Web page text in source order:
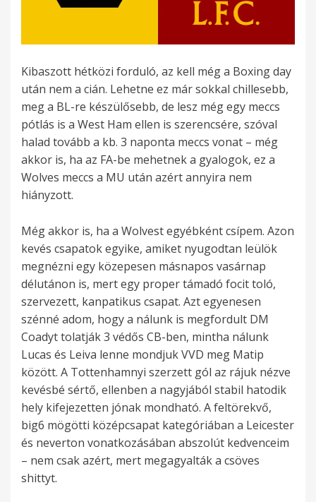
Kibaszott hétközi forduló, az kell még a Boxing day
után nem a cián. Lehetne ez már sokkal chillesebb,
meg a BL-re készülősebb, de lesz még egy meccs
pótlás is a West Ham ellen is szerencsére, szóval
halad tovább a kb. 3 naponta meccs vonat – még
akkor is, ha az FA-be mehetnek a gyalogok, ez a
Wolves meccs a MU után azért annyira nem
hiányzott.
Még akkor is, ha a Wolvest egyébként csípem. Azon
kevés csapatok egyike, amiket nyugodtan leülök
megnézni egy közepesen másnapos vasárnap
délutánon is, mert egy proper támadó focit toló,
szervezett, kanpatikus csapat. Azt egyenesen
szénné adom, hogy a nálunk is megfordult DM
Coadyt tolatják 3 védős CB-ben, mintha nálunk
Lucas és Leiva lenne mondjuk VVD meg Matip
között. A Tottenhamnyi szerzett gól az rájuk nézve
kevésbé sértő, ellenben a nagyjából stabil hatodik
hely kifejezetten jónak mondható. A feltörekvő,
big6 mögötti középcsapat kategóriában a Leicester
és neverton vonatkozásában abszolút kedvenceim
– nem csak azért, mert megagyalták a csöves
shittyt.